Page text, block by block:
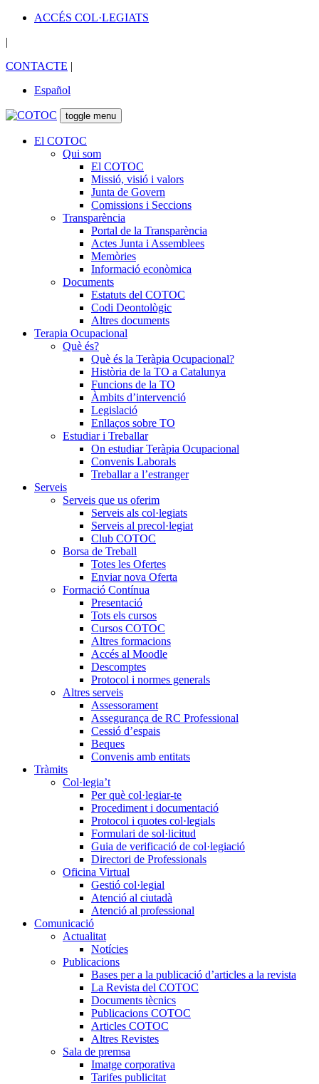
ACCÉS COL·LEGIATS
|
CONTACTE |
Español
toggle menu
El COTOC
Qui som
El COTOC
Missió, visió i valors
Junta de Govern
Comissions i Seccions
Transparència
Portal de la Transparència
Actes Junta i Assemblees
Memòries
Informació econòmica
Documents
Estatuts del COTOC
Codi Deontològic
Altres documents
Terapia Ocupacional
Què és?
Què és la Teràpia Ocupacional?
Història de la TO a Catalunya
Funcions de la TO
Àmbits d’intervenció
Legislació
Enllaços sobre TO
Estudiar i Treballar
On estudiar Teràpia Ocupacional
Convenis Laborals
Treballar a l’estranger
Serveis
Serveis que us oferim
Serveis als col·legiats
Serveis al precol·legiat
Club COTOC
Borsa de Treball
Totes les Ofertes
Enviar nova Oferta
Formació Contínua
Presentació
Tots els cursos
Cursos COTOC
Altres formacions
Accés al Moodle
Descomptes
Protocol i normes generals
Altres serveis
Assessorament
Assegurança de RC Professional
Cessió d’espais
Beques
Convenis amb entitats
Tràmits
Col·legia’t
Per què col·legiar-te
Procediment i documentació
Protocol i quotes col·legials
Formulari de sol·licitud
Guia de verificació de col·legiació
Directori de Professionals
Oficina Virtual
Gestió col·legial
Atenció al ciutadà
Atenció al professional
Comunicació
Actualitat
Notícies
Publicacions
Bases per a la publicació d’articles a la revista
La Revista del COTOC
Documents tècnics
Publicacions COTOC
Articles COTOC
Altres Revistes
Sala de premsa
Imatge corporativa
Tarifes publicitat